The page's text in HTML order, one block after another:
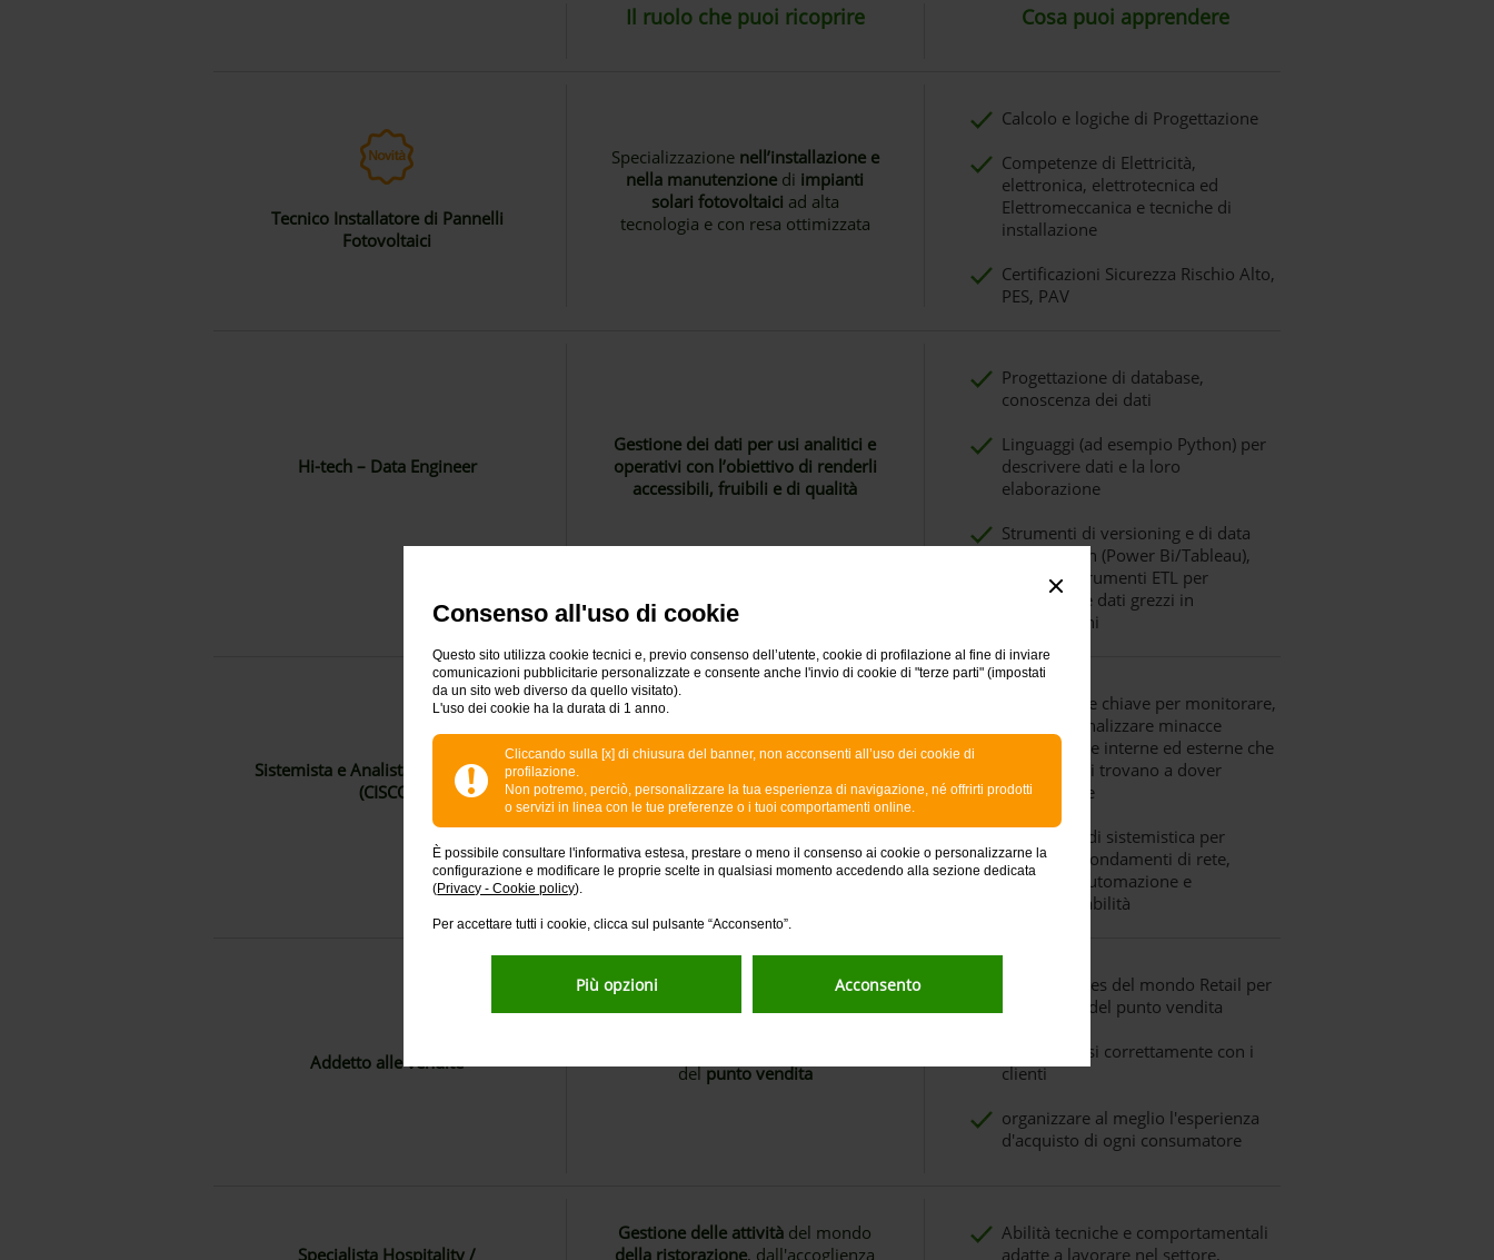
Consenso all'uso di cookie
Questo sito utilizza cookie tecnici e, previo consenso dell’utente, cookie di profilazione al fine di inviare
comunicazioni pubblicitarie personalizzate e consente anche l'invio di cookie di "terze parti" (impostati
da un sito web diverso da quello visitato).
L'uso dei cookie ha la durata di 1 anno.
Cliccando sulla [x] di chiusura del banner, non acconsenti all’uso dei cookie di
profilazione.
Non potremo, perciò, personalizzare la tua esperienza di navigazione, né offrirti prodotti
o servizi in linea con le tue preferenze o i tuoi comportamenti online.
È possibile consultare l'informativa estesa, prestare o meno il consenso ai cookie o personalizzarne la
configurazione e modificare le proprie scelte in qualsiasi momento accedendo alla sezione dedicata
(Privacy - Cookie policy).
Per accettare tutti i cookie, clicca sul pulsante “Acconsento”.
Più opzioni Acconsento
Il ruolo che puoi ricoprire Cosa puoi apprendere
Tecnico Installatore di Pannelli
Fotovoltaici
Specializzazione nell’installazione e
nella manutenzione di impianti
solari fotovoltaici ad alta
tecnologia e con resa ottimizzata
Calcolo e logiche di Progettazione
Competenze di Elettricità,
elettronica, elettrotecnica ed
Elettromeccanica e tecniche di
installazione
Certificazioni Sicurezza Rischio Alto,
PES, PAV
Hi-tech – Data Engineer
Gestione dei dati per usi analitici e
operativi con l’obiettivo di renderli
accessibili, fruibili e di qualità
Progettazione di database,
conoscenza dei dati
Linguaggi (ad esempio Python) per
descrivere dati e la loro
elaborazione
Strumenti di versioning e di data
visualization (Power Bi/Tableau),
oltre che strumenti ETL per
trasformare dati grezzi in
informazioni
Sistemista e Analista Cybersecurity
(CISCO)
Competenze chiave per monitorare,
rilevare e analizzare minacce
informatiche interne ed esterne che
le aziende si trovano a dover
fronteggiare
solide basi di sistemistica per
conoscere fondamenti di rete,
servizi IP, automazione e
programmabilità
Addetto alle vendite
delpunto vendita
Best practices del mondo Retail per
la gestione del punto vendita
interfacciarsi correttamente con i
clienti
organizzare al meglio l'esperienza
d'acquisto di ogni consumatore
Specialista Hospitality /
Gestione delle attività del mondo
della ristorazione, dall'accoglienza
Abilità tecniche e comportamentali
adatte a lavorare nel settore,